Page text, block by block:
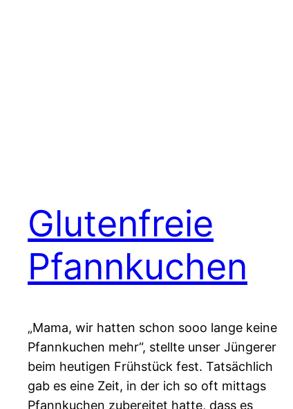
Glutenfreie
Pfannkuchen
„Mama, wir hatten schon sooo lange keine
Pfannkuchen mehr“, stellte unser Jüngerer
beim heutigen Frühstück fest. Tatsächlich
gab es eine Zeit, in der ich so oft mittags
Pfannkuchen zubereitet hatte, dass es